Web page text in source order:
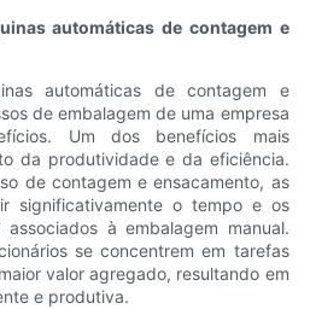
automáticas de contagem e
automáticas de contagem e
de embalagem de uma empresa
Um dos benefícios mais
da produtividade e da eficiência.
de contagem e ensacamento, as
significativamente o tempo e os
à embalagem manual.
se concentrem em tarefas
valor agregado, resultando em
e produtiva.